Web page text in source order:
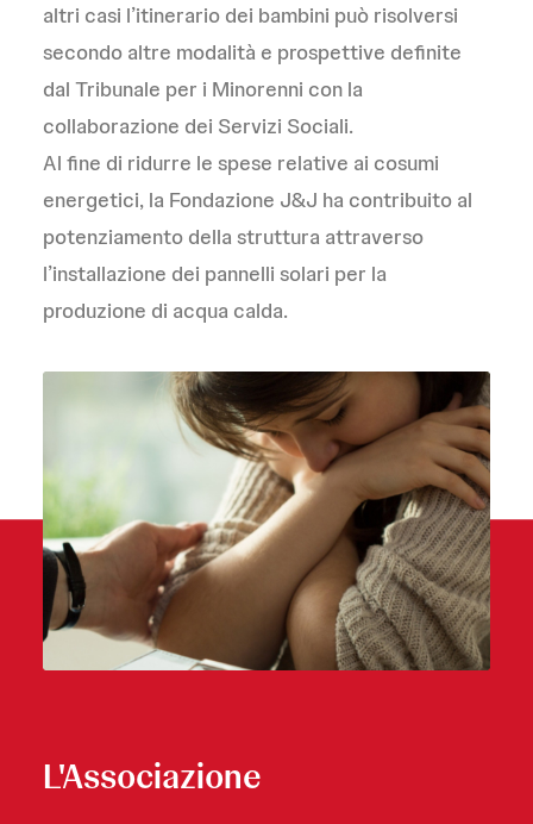
altri casi l’itinerario dei bambini può risolversi
secondo altre modalità e prospettive definite
dal Tribunale per i Minorenni con la
collaborazione dei Servizi Sociali.
Al fine di ridurre le spese relative ai cosumi
energetici, la Fondazione J&J ha contribuito al
potenziamento della struttura attraverso
l’installazione dei pannelli solari per la
produzione di acqua calda.
L'Associazione